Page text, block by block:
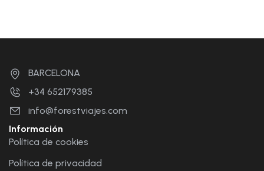
BARCELONA
+34 652179385
info@forestviajes.com
Información
Política de cookies
Política de privacidad